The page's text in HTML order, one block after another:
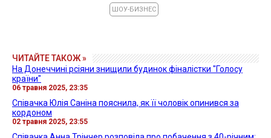
ШОУ-БИЗНЕС
ЧИТАЙТЕ ТАКОЖ »
На Донеччині рсіяни знищили будинок фіналістки "Голосу
країни"
06 травня 2025, 23:35
Співачка Юлія Саніна пояснила, як її чоловік опинився за
кордоном
02 травня 2025, 23:55